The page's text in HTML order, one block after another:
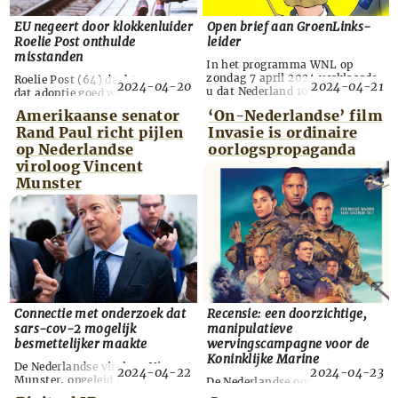
EU negeert door klokkenluider
Roelie Post onthulde
misstanden
Roelie Post (64) dacht vroeger
dat adoptie goed was, maar
stuitte als medewerker van de
Europese Commissie (EC) op
vele adoptiemistanden. Met
eigen ogen zag ze hoe
Roemeense kinderen voor
absurde bedragen werden
verkocht, terwijl de ouders nog
in leven waren. Haar
inspanningen om de misdaden
aan het licht te brengen stuitten
op weerstand van haar
werkgever, ...
2024-04-20
Open brief aan GroenLinks-
leider
In het programma WNL op
zondag 7 april 2024 verklaarde
u dat Nederland 10 jaar lang
binnenlands product (bbp),
ofwel jaarlijks 2,5 miljard euro,
aan wapens voor Oekraïne moet
besteden. Groenlinks pleegt
daarmee verraad aan haar eigen
grondslagen. De partij maakt 34
jaar na haar oprichting een
ontwikkeling door van
vredespartij naa...
2024-04-21
Amerikaanse senator
Rand Paul richt pijlen
op Nederlandse
viroloog Vincent
Munster
Connectie met onderzoek dat
sars-cov-2 mogelijk
besmettelijker maakte
De Nederlandse viroloog Vincent
Munster, opgeleid in het
Rotterdamse Erasmus MC, ligt
2024-04-22
‘On-Nederlandse’ film
Invasie is ordinaire
oorlogspropaganda
Recensie: een doorzichtige,
manipulatieve
wervingscampagne voor de
Koninklijke Marine
De Nederlandse oorlogsfilm
‘Invasie’ van regisseur Bobby
2024-04-23